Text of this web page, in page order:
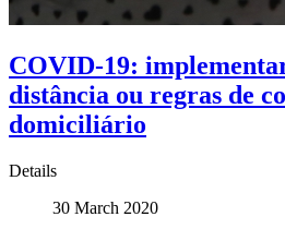
COVID-19:
distância ou regras de
domiciliário
Details
30 March 2020